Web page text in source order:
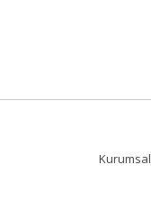
Kurumsal